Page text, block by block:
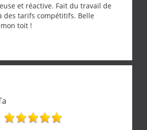
et réactive. Fait du travail de
des tarifs compétitifs. Belle
toit !